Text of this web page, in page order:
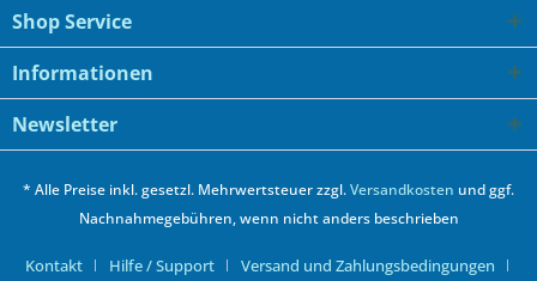
Shop Service
Informationen
Newsletter
* Alle Preise inkl. gesetzl. Mehrwertsteuer zzgl.Versandkosten und ggf.
Nachnahmegebühren, wenn nicht anders beschrieben
Kontakt Hilfe / Support
Versand und Zahlungsbedingungen